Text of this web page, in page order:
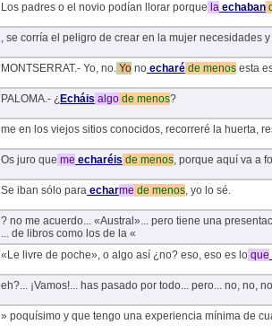
Los padres o el novio podían llorar porque laechaban
, se corría el peligro de crear en la mujer necesidades
MONTSERRAT.- Yo, no.Yonoecharéde menosesta
PALOMA.- ¿Echáis algode menos?
me en los viejos sitios conocidos, recorreré la huerta,
Os juro que me echaréis de menos, porque aquí va a
Se iban sólo paraecharme de menos, yo lo sé.
? no me acuerdo... «Austral»... pero tiene una
... de libros como los de la «
«Le livre de poche», o algo así ¿no? eso, eso es loque
eh?... ¡Vamos!... has pasado por todo... pero... no, no, no
» poquísimo y que tengo una experiencia mínima de